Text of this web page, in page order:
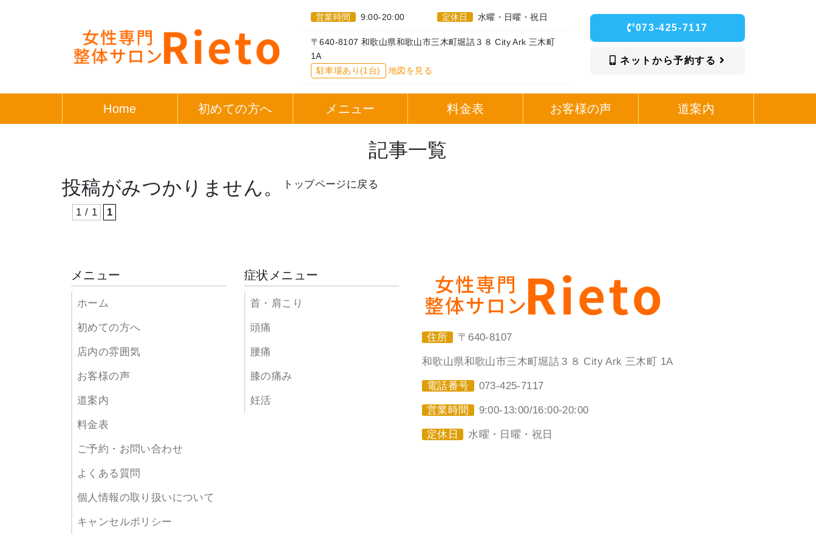
営業時間 9:00-20:00 定休日 水曜・日曜・祝日
〒640-8107 和歌山県和歌山市三木町堀詰３８ City Ark 三木町
1A
駐車場あり(1台)
地図を見る
073-425-7117
ネットから予約する
Home 初めての方へ メニュー 料金表 お客様の声 道案内
記事一覧
投稿がみつかりません。
トップページに戻る
1 / 1 1
メニュー
ホーム
初めての方へ
店内の雰囲気
お客様の声
道案内
料金表
ご予約・お問い合わせ
よくある質問
個人情報の取り扱いについて
キャンセルポリシー
症状メニュー
首・肩こり
頭痛
腰痛
膝の痛み
妊活
住所 〒640-8107
和歌山県和歌山市三木町堀詰３８ City Ark 三木町 1A
電話番号 073-425-7117
営業時間 9:00-13:00/16:00-20:00
定休日 水曜・日曜・祝日